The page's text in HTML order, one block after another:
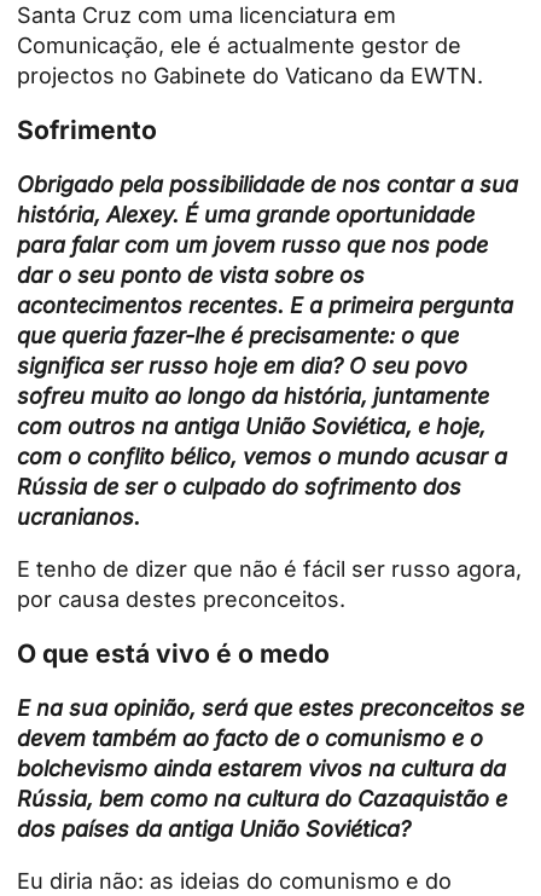
Santa Cruz com uma licenciatura em
Comunicação, ele é actualmente gestor de
projectos no Gabinete do Vaticano da EWTN.
Sofrimento
Obrigado pela possibilidade de nos contar a sua
história, Alexey. É uma grande oportunidade
para falar com um jovem russo que nos pode
dar o seu ponto de vista sobre os
acontecimentos recentes. E a primeira pergunta
que queria fazer-lhe é precisamente: o que
significa ser russo hoje em dia? O seu povo
sofreu muito ao longo da história, juntamente
com outros na antiga União Soviética, e hoje,
com o conflito bélico, vemos o mundo acusar a
Rússia de ser o culpado do sofrimento dos
ucranianos.
E tenho de dizer que não é fácil ser russo agora,
por causa destes preconceitos.
O que está vivo é o medo
E na sua opinião, será que estes preconceitos se
devem também ao facto de o comunismo e o
bolchevismo ainda estarem vivos na cultura da
Rússia, bem como na cultura do Cazaquistão e
dos países da antiga União Soviética?
Eu diria não: as ideias do comunismo e do